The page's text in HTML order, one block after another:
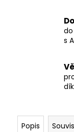
s
Popis